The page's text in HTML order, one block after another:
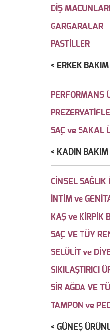
DİŞ MACUNLARI
GARGARALAR
PASTİLLER
ERKEK BAKIM
PERFORMANS
SAÇ ve SAKAL
KADIN BAKIM
CİNSEL SAĞLIK
İNTİM ve
KAŞ ve KİRPİK
SAÇ VE TÜY
SELÜLİT ve
SIKILAŞTIRICI
SİR AĞDA VE
TAMPON ve
GÜNEŞ